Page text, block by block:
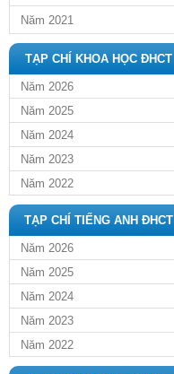
Năm 2021
TẠP CHÍ KHOA HỌC ĐHCT
Năm 2026
Năm 2025
Năm 2024
Năm 2023
Năm 2022
TẠP CHÍ TIẾNG ANH ĐHCT
Năm 2026
Năm 2025
Năm 2024
Năm 2023
Năm 2022